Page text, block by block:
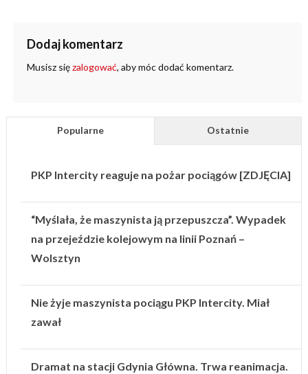
Dodaj komentarz
Musisz sięzalogować, aby móc dodać komentarz.
Popularne Ostatnie
PKP Intercity reaguje na pożar pociągów [ZDJĘCIA]
“Myślała, że maszynista ją przepuszcza”. Wypadek
na przejeździe kolejowym na linii Poznań –
Wolsztyn
Nie żyje maszynista pociągu PKP Intercity. Miał
zawał
Dramat na stacji Gdynia Główna. Trwa reanimacja.